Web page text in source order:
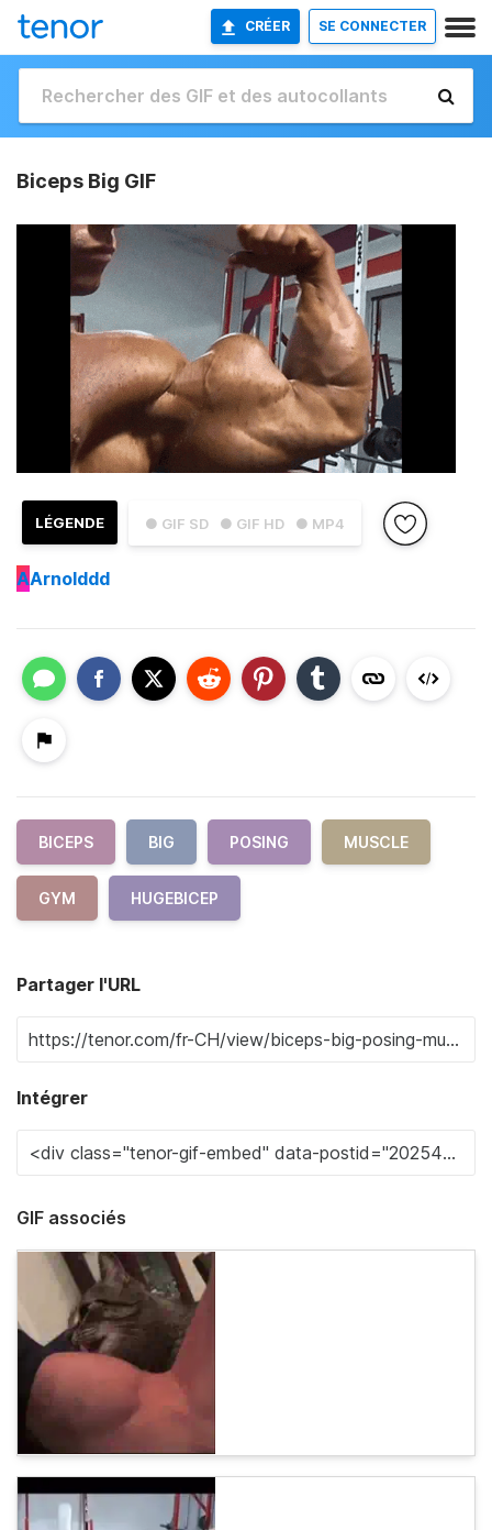
CRÉER SE CONNECTER
Biceps Big GIF
● GIF SD ● GIF HD ● MP4
LÉGENDE
AArnolddd
BICEPS BIG POSING MUSCLE
GYM HUGEBICEP
Partager l'URL
Intégrer
GIF associés